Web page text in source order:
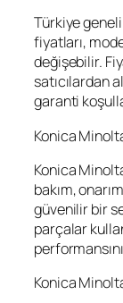
Türkiye
fiyatları,
değişebilir.
satıcılardan
garanti
Konica
Konica
bakım,
güvenilir bir
parçalar
Konica